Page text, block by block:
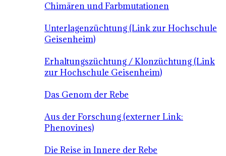
Chimären und Farbmutationen
Unterlagenzüchtung (Link zur Hochschule
Geisenheim)
Erhaltungszüchtung / Klonzüchtung (Link
zur Hochschule Geisenheim)
Das Genom der Rebe
Aus der Forschung (externer Link:
Phenovines)
Die Reise in Innere der Rebe